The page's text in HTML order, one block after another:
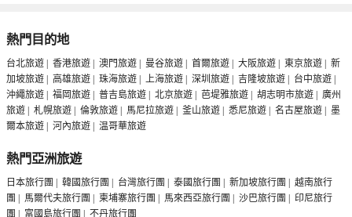
熱門目的地
台北旅遊 香港旅遊 澳門旅遊 曼谷旅遊 首爾旅遊 大阪旅遊 東京旅遊
新
加坡旅遊
高雄旅遊 珠海旅遊 上海旅遊 深圳旅遊 吉隆坡旅遊 台中旅遊
沖繩旅遊
福岡旅遊 普吉島旅遊 北京旅遊 芭堤雅旅遊 胡志明市旅遊
廣州
旅遊
札幌旅遊 倫敦旅遊 馬尼拉旅遊 釜山旅遊 悉尼旅遊 名古屋旅遊
墨
爾本旅遊
河內旅遊 温哥華旅遊
熱門亞洲旅遊
日本旅行團 韓國旅行團 台灣旅行團 泰國旅行團 新加坡旅行團
越南旅行
團
馬爾代夫旅行團 柬埔寨旅行團 馬來西亞旅行團 沙巴旅行團
印尼旅行
團
富國島旅行團 不丹旅行團